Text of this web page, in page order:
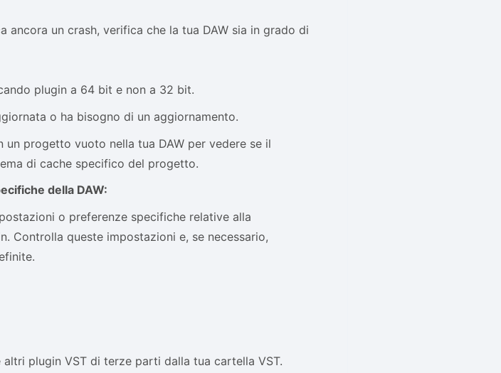
ancora un crash, verifica che la tua DAW sia in grado di
plugin a 64 bit e non a 32 bit.
o ha bisogno di un aggiornamento.
un progetto vuoto nella tua DAW per vedere se il
di cache specifico del progetto.
della DAW:
o preferenze specifiche relative alla
Controlla queste impostazioni e, se necessario,
plugin VST di terze parti dalla tua cartella VST.